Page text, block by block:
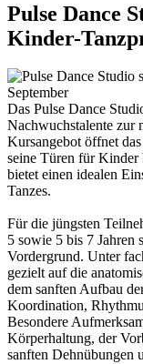
Pulse Dance
Kinder-
Das Pulse Dance
Nachwuchstalente zur
Kursangebot öffnet
seine Türen für Kinder
bietet einen idealen
Tanzes.
Für die jüngsten
5 sowie 5 bis 7 Jahren
Vordergrund. Unter
gezielt auf die
dem sanften Aufbau
Koordination,
Besondere
Körperhaltung, der
sanften Dehnübungen